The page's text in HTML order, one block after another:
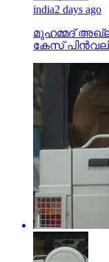
india2 days ago
മുഹമ്മദ്
കേസ്